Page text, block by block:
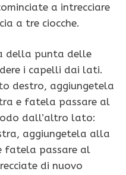
a intrecciare
a tre ciocche.
della punta delle
i capelli dai lati.
destro, aggiungetela
e fatela passare al
dall’altro lato:
aggiungetela alla
fatela passare al
di nuovo